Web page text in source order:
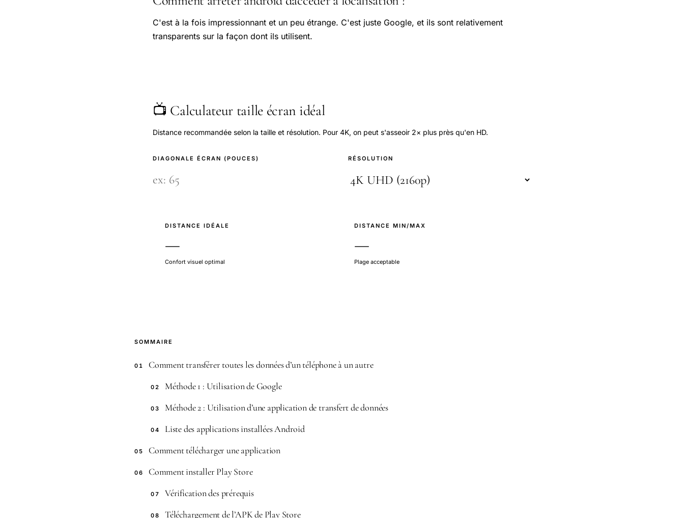
C'est à la fois impressionnant et un peu étrange. C'est juste Google, et ils sont relativement
transparents sur la façon dont ils utilisent.
📺 Calculateur taille écran idéal
Distance recommandée selon la taille et résolution. Pour 4K, on peut s'asseoir 2× plus près qu'en HD.
DIAGONALE ÉCRAN (POUCES) RÉSOLUTION
DISTANCE IDÉALE
—
Confort visuel optimal
DISTANCE MIN/MAX
—
Plage acceptable
SOMMAIRE
01 Comment transférer toutes les données d’un téléphone à un autre
02 Méthode 1 : Utilisation de Google
03 Méthode 2 : Utilisation d’une application de transfert de données
04 Liste des applications installées Android
05 Comment télécharger une application
06 Comment installer Play Store
07 Vérification des prérequis
08 Téléchargement de l’APK de Play Store